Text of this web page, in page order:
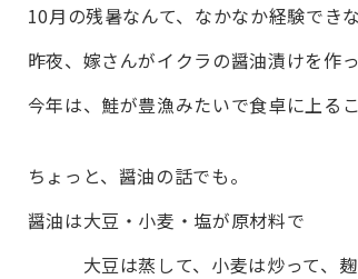
10月の残暑なんて、なかなか経験でき
昨夜、嫁さんがイクラの醤油漬けを作
今年は、鮭が豊漁みたいで食卓に上るこ
ちょっと、醤油の話でも。
醤油は大豆・小麦・塩が原材料で
大豆は蒸して、小麦は炒って、麹